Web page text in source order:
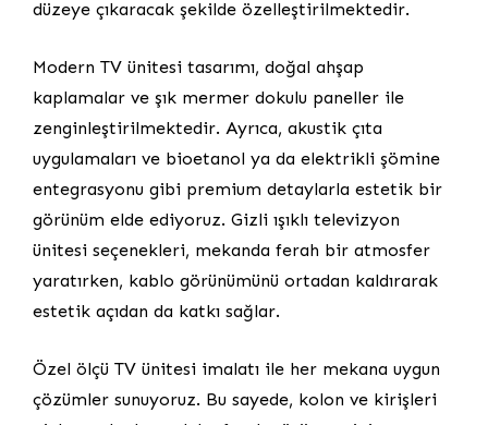
düzeye çıkaracak şekilde özelleştirilmektedir.
Modern TV ünitesi tasarımı, doğal ahşap
kaplamalar ve şık mermer dokulu paneller ile
zenginleştirilmektedir. Ayrıca, akustik çıta
uygulamaları ve bioetanol ya da elektrikli şömine
entegrasyonu gibi premium detaylarla estetik bir
görünüm elde ediyoruz. Gizli ışıklı televizyon
ünitesi seçenekleri, mekanda ferah bir atmosfer
yaratırken, kablo görünümünü ortadan kaldırarak
estetik açıdan da katkı sağlar.
Özel ölçü TV ünitesi imalatı ile her mekana uygun
çözümler sunuyoruz. Bu sayede, kolon ve kirişleri